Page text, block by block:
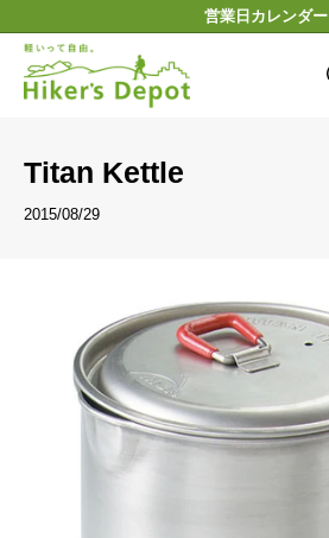
ン
営業日カレンダー
Hiker'sDepot
Titan Kettle
2015/08/29